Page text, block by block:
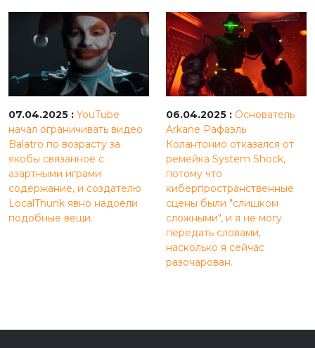
07.04.2025 : YouTube
начал ограничивать видео
Balatro по возрасту за
якобы связанное с
азартными играми
содержание, и создателю
LocalThunk явно надоели
подобные вещи.
06.04.2025 : Основатель
Arkane Рафаэль
Колантонио отказался от
ремейка System Shock,
потому что
киберпространственные
сцены были "слишком
сложными", и я не могу
передать словами,
насколько я сейчас
разочарован.